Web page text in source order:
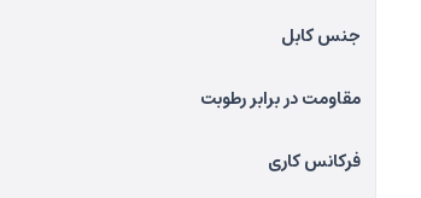
جنس کابل
مقاومت در برابر رطوبت
فرکانس کاری